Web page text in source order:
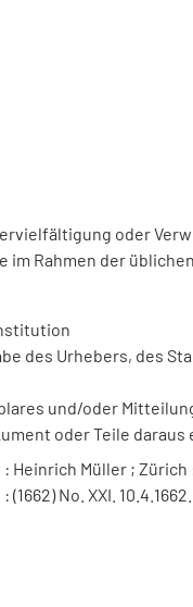
oder
im Rahmen der
des Urhebers, des
und/oder
oder Teile
Müller ; Zürich
: (1662) No. XXI.